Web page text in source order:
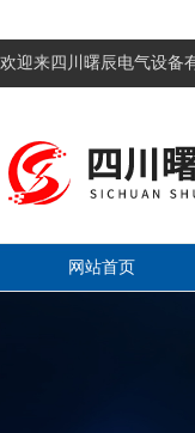
欢迎来四川曙辰电气设备
网站首页